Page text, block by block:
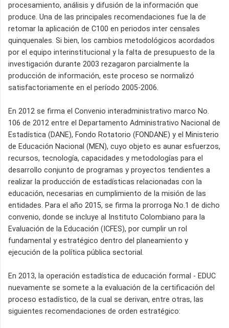
procesamiento, análisis y difusión de la información que
produce. Una de las principales recomendaciones fue la de
retomar la aplicación de C100 en periodos inter censales
quinquenales. Si bien, los cambios metodológicos acordados
por el equipo interinstitucional y la falta de presupuesto de la
investigación durante 2003 rezagaron parcialmente la
producción de información, este proceso se normalizó
satisfactoriamente en el período 2005-2006.
En 2012 se firma el Convenio interadministrativo marco No.
106 de 2012 entre el Departamento Administrativo Nacional de
Estadística (DANE), Fondo Rotatorio (FONDANE) y el Ministerio
de Educación Nacional (MEN), cuyo objeto es aunar esfuerzos,
recursos, tecnología, capacidades y metodologías para el
desarrollo conjunto de programas y proyectos tendientes a
realizar la producción de estadísticas relacionadas con la
educación, necesarias en cumplimiento de la misión de las
entidades. Para el año 2015, se firma la prorroga No.1 de dicho
convenio, donde se incluye al Instituto Colombiano para la
Evaluación de la Educación (ICFES), por cumplir un rol
fundamental y estratégico dentro del planeamiento y
ejecución de la política pública sectorial.
En 2013, la operación estadística de educación formal - EDUC
nuevamente se somete a la evaluación de la certificación del
proceso estadístico, de la cual se derivan, entre otras, las
siguientes recomendaciones de orden estratégico: